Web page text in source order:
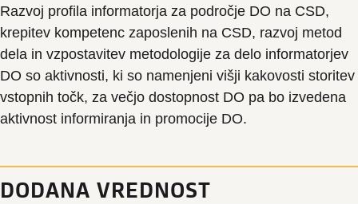
Razvoj profila informatorja za področje DO na CSD,
krepitev kompetenc zaposlenih na CSD, razvoj metod
dela in vzpostavitev metodologije za delo informatorjev
DO so aktivnosti, ki so namenjeni višji kakovosti storitev
vstopnih točk, za večjo dostopnost DO pa bo izvedena
aktivnost informiranja in promocije DO.
DODANA VREDNOST